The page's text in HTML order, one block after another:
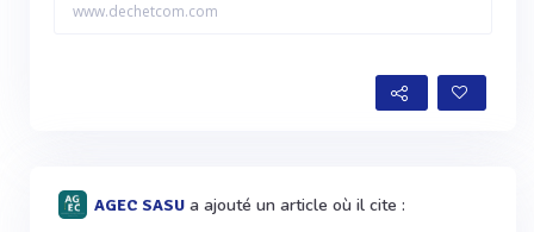
www.dechetcom.com
AGEC SASU a ajouté un article où il cite :